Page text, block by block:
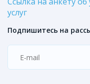
услуг
Подпишитесь на